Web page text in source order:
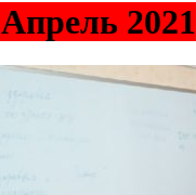
Апрель 2021